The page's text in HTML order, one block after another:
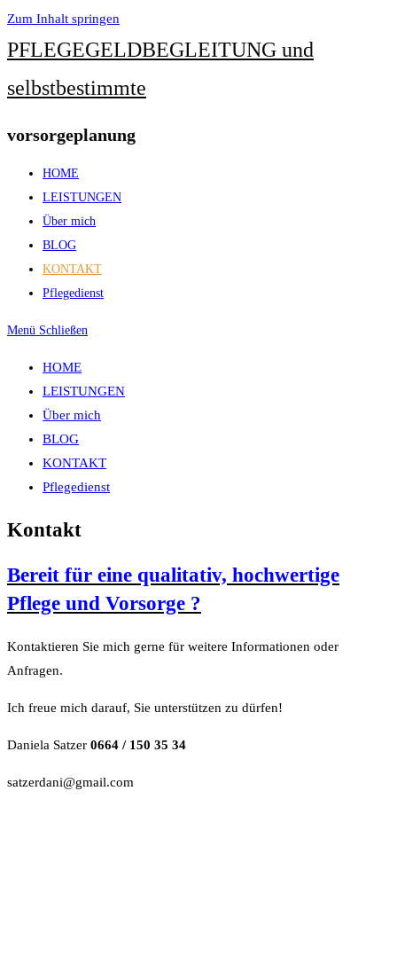
Zum Inhalt springen
PFLEGEGELDBEGLEITUNG und
selbstbestimmte
vorsorgeplanung
HOME
LEISTUNGEN
Über mich
BLOG
KONTAKT
Pflegedienst
Menü Schließen
HOME
LEISTUNGEN
Über mich
BLOG
KONTAKT
Pflegedienst
Kontakt
Bereit für eine qualitativ, hochwertige
Pflege und Vorsorge ?
Kontaktieren Sie mich gerne für weitere Informationen oder
Anfragen.
Ich freue mich darauf, Sie unterstützen zu dürfen!
Daniela Satzer 0664 / 150 35 34
satzerdani@gmail.com